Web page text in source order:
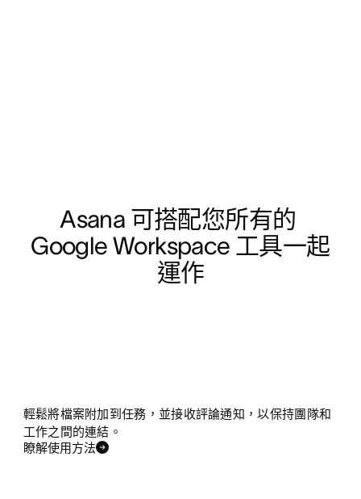
Asana 可搭配您所有的
Google Workspace 工具一起
運作
輕鬆將檔案附加到任務，並接收評論通知，以保持團隊和
工作之間的連結。
瞭解使用方法